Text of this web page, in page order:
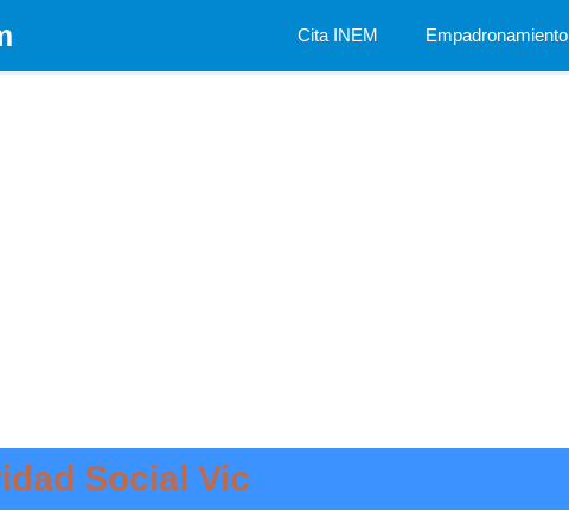
Cita INEM Empadronamiento
Social Vic